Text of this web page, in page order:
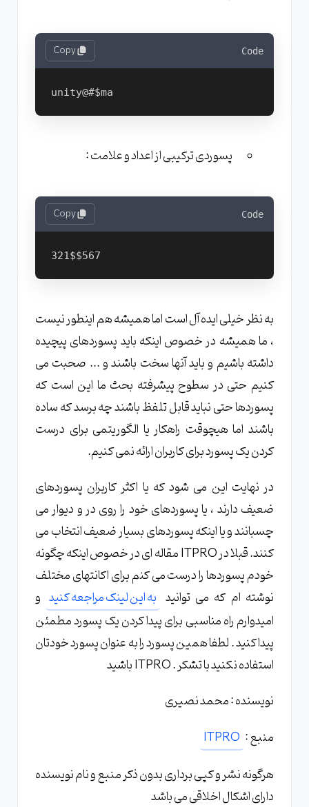
Code
Copy
پسوردی ترکیبی از اعداد و علامت :
Code
Copy
به نظر خیلی ایده آل است اما همیشه هم اینطور نیست
، ما همیشه در خصوص اینکه باید پسوردهای پیچیده
داشته باشیم و باید آنها سخت باشند و ... صحبت می
کنیم حتی در سطوح پیشرفته بحث ما این است که
پسوردها حتی نباید قابل تلفظ باشند چه برسد که ساده
باشند اما هیچوقت راهکار یا الگوریتمی برای درست
کردن یک پسورد برای کاربران ارائه نمی کنیم.
در نهایت این می شود که یا اکثر کاربران پسوردهای
ضعیف دارند ، یا پسوردهای خود را روی در و دیوار می
چسبانند و یا اینکه پسوردهای بسیار ضعیف انتخاب می
کنند. قبلا در ITPRO مقاله ای در خصوص اینکه چگونه
خودم پسوردها را درست می کنم برای اکانتهای مختلف
نوشته ام که می توانید به این لینک مراجعه کنید و
امیدوارم راه مناسبی برای پیدا کردن یک پسورد مطمئن
پیدا کنید . لطفا همین پسورد را به عنوان پسورد خودتان
استفاده نکنید با تشکر . ITPRO باشید
نویسنده : محمد نصیری
منبع : ITPRO
هرگونه نشر و کپی برداری بدون ذکر منبع و نام نویسنده
دارای اشکال اخلاقی می باشد